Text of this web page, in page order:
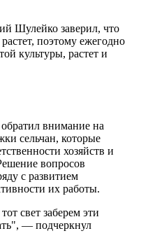
Шулейко заверил, что
поэтому ежегодно
культуры, растет и
обратил внимание на
сельчан, которые
хозяйств и
вопросов
с развитием
их работы.
свет заберем эти
— подчеркнул